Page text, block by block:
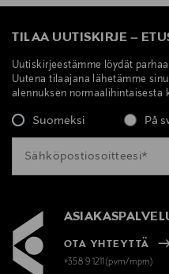
TILAA UUTISKIRJE –
Uutiskirjeestämme löydät
Uutena tilaajana lähetämme
alennuksen normaalihintaisesta
Suomeksi På
OTA YHTEYTTÄ
+358 9 1211(pvm/mpm)